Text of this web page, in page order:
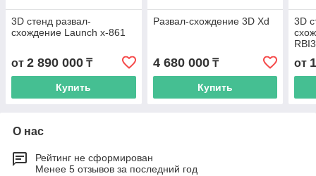
3D стенд развал-
схождение Launch x-861
от 2 890 000 ₸
Купить
Развал-схождение 3D Xd
4 680 000₸
Купить
3D
от
О нас
Рейтинг не сформирован
Менее 5 отзывов за последний год